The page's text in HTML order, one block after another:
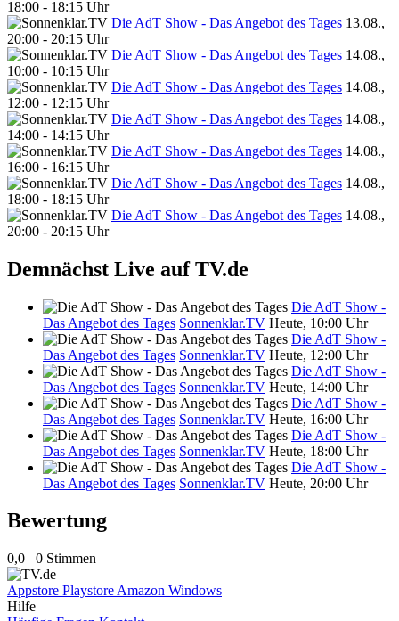
18:00 - 18:15 Uhr
Die AdT Show - Das Angebot des Tages 13.08.,
20:00 - 20:15 Uhr
Die AdT Show - Das Angebot des Tages 14.08.,
10:00 - 10:15 Uhr
Die AdT Show - Das Angebot des Tages 14.08.,
12:00 - 12:15 Uhr
Die AdT Show - Das Angebot des Tages 14.08.,
14:00 - 14:15 Uhr
Die AdT Show - Das Angebot des Tages 14.08.,
16:00 - 16:15 Uhr
Die AdT Show - Das Angebot des Tages 14.08.,
18:00 - 18:15 Uhr
Die AdT Show - Das Angebot des Tages 14.08.,
20:00 - 20:15 Uhr
Demnächst Live auf TV.de
Die AdT Show -
Das Angebot des Tages Sonnenklar.TV Heute, 10:00 Uhr
Die AdT Show -
Das Angebot des Tages Sonnenklar.TV Heute, 12:00 Uhr
Die AdT Show -
Das Angebot des Tages Sonnenklar.TV Heute, 14:00 Uhr
Die AdT Show -
Das Angebot des Tages Sonnenklar.TV Heute, 16:00 Uhr
Die AdT Show -
Das Angebot des Tages Sonnenklar.TV Heute, 18:00 Uhr
Die AdT Show -
Das Angebot des Tages Sonnenklar.TV Heute, 20:00 Uhr
Bewertung
0,0 0 Stimmen
Appstore Playstore Amazon Windows
Hilfe